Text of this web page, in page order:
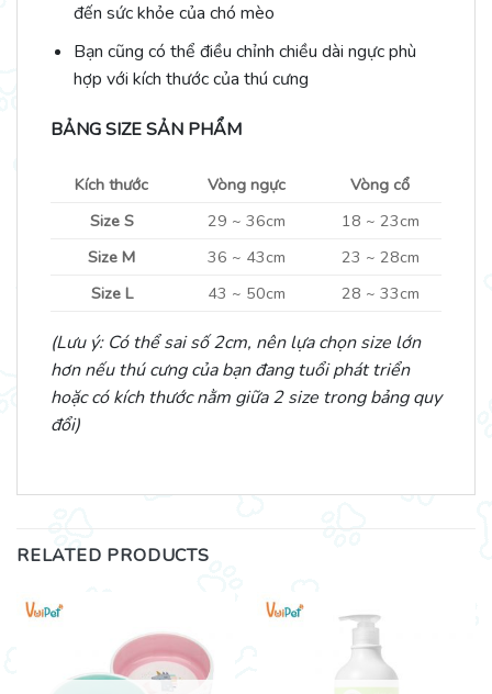
đến sức khỏe của chó mèo
Bạn cũng có thể điều chỉnh chiều dài ngực phù
hợp với kích thước của thú cưng
BẢNG SIZE SẢN PHẨM
Kích thước Vòng ngực
Vòng cổ
Size S
29 ~ 36cm
18 ~ 23cm
Size M
36 ~ 43cm
23 ~ 28cm
Size L
43 ~ 50cm 28 ~ 33cm
(Lưu ý: Có thể sai số 2cm, nên lựa chọn size lớn
hơn nếu thú cưng của bạn đang tuổi phát triển
hoặc có kích thước nằm giữa 2 size trong bảng quy
đổi)
RELATED PRODUCTS